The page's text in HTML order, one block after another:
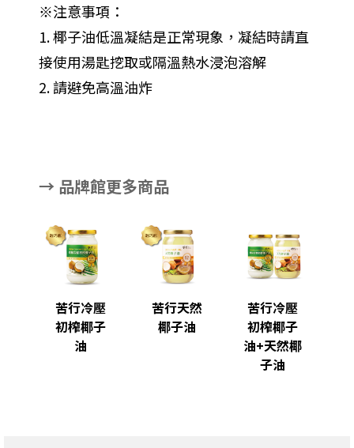
※注意事項：
1. 椰子油低溫凝結是正常現象，凝結時請直
接使用湯匙挖取或隔溫熱水浸泡溶解
2. 請避免高溫油炸
→ 品牌館更多商品
苦行冷壓
初榨椰子
油
苦行天然
椰子油
苦行冷壓
初榨椰子
油+天然椰
子油